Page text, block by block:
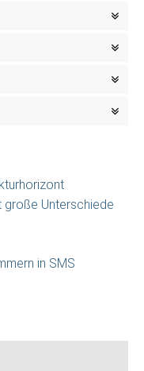
große Unterschiede
in SMS